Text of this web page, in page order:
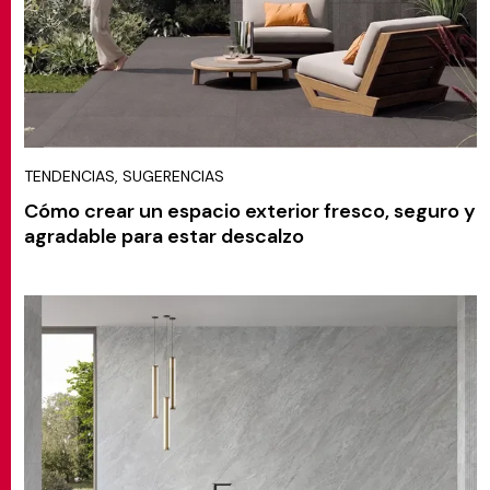
TENDENCIAS, SUGERENCIAS
Cómo crear un espacio exterior fresco, seguro y
agradable para estar descalzo